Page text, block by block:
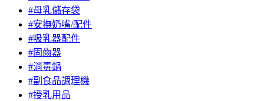
#母乳儲存袋
#安撫奶嘴/配件
#吸乳器配件
#固齒器
#消毒鍋
#副食品調理機
#授乳用品